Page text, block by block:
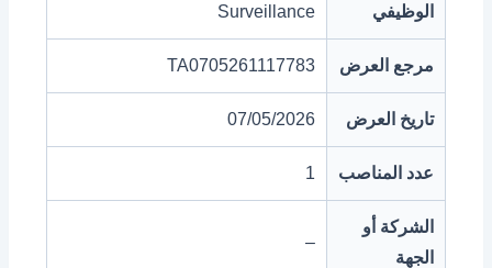
الوظيفي
Surveillance
مرجع العرض TA0705261117783
تاريخ العرض 07/05/2026
عدد المناصب 1
الشركة أو
الجهة
–